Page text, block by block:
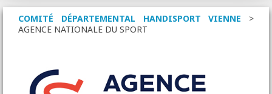
ACTUALITÉS
PRÉSENTATION
OÙ PRATIQUER
COMITÉ DÉPARTEMENTAL HANDISPORT VIENNE >
AGENCE NATIONALE DU SPORT